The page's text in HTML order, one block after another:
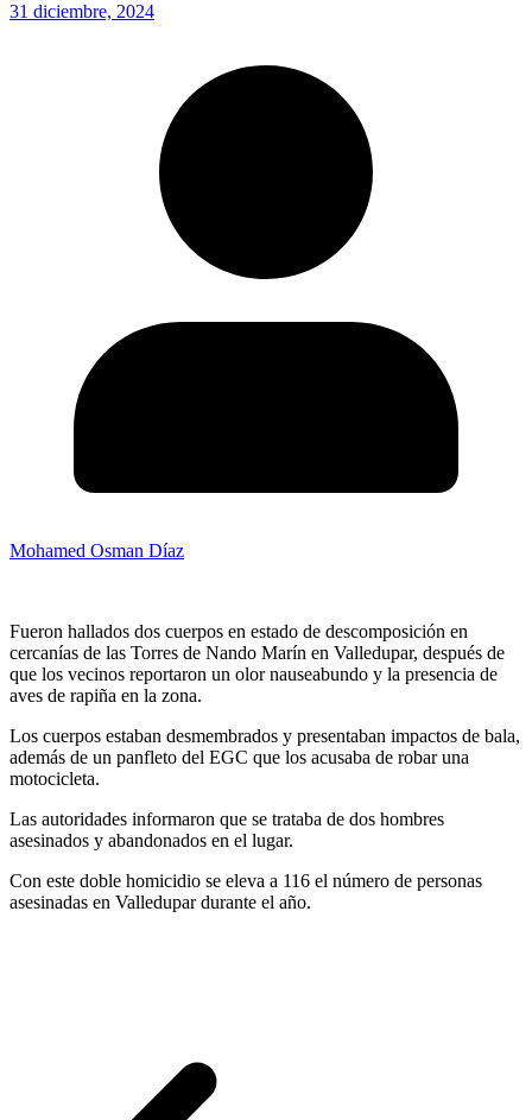
31 diciembre, 2024
Mohamed Osman Díaz
Fueron hallados dos cuerpos en estado de descomposición en
cercanías de las Torres de Nando Marín en Valledupar, después de
que los vecinos reportaron un olor nauseabundo y la presencia de
aves de rapiña en la zona.
Los cuerpos estaban desmembrados y presentaban impactos de bala,
además de un panfleto del EGC que los acusaba de robar una
motocicleta.
Las autoridades informaron que se trataba de dos hombres
asesinados y abandonados en el lugar.
Con este doble homicidio se eleva a 116 el número de personas
asesinadas en Valledupar durante el año.